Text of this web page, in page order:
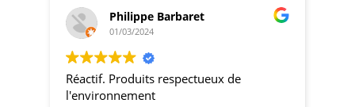
Philippe Barbaret
01/03/2024
Réactif. Produits respectueux de
l'environnement